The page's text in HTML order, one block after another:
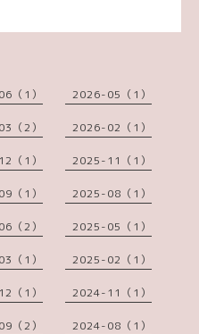
（1） 2026-05（1）
（2） 2026-02（1）
（1） 2025-11（1）
（1） 2025-08（1）
（2） 2025-05（1）
（1） 2025-02（1）
（1） 2024-11（1）
（2） 2024-08（1）